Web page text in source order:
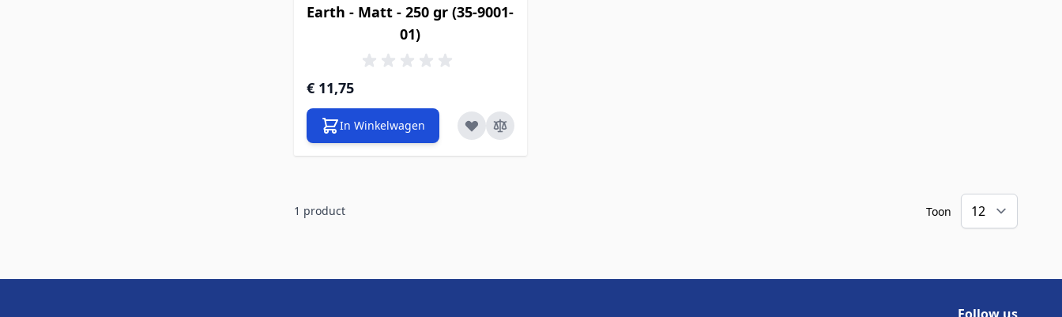
Earth - Matt - 250 gr (35-9001-
01)
€ 11,75
In Winkelwagen
1 product Toon